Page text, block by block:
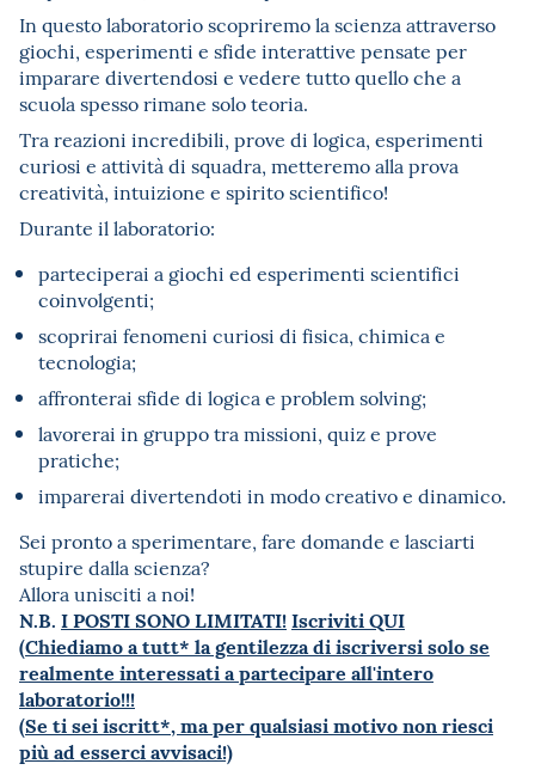
In questo laboratorio scopriremo la scienza attraverso
giochi, esperimenti e sfide interattive pensate per
imparare divertendosi e vedere tutto quello che a
scuola spesso rimane solo teoria.
Tra reazioni incredibili, prove di logica, esperimenti
curiosi e attività di squadra, metteremo alla prova
creatività, intuizione e spirito scientifico!
Durante il laboratorio:
parteciperai a giochi ed esperimenti scientifici
coinvolgenti;
scoprirai fenomeni curiosi di fisica, chimica e
tecnologia;
affronterai sfide di logica e problem solving;
lavorerai in gruppo tra missioni, quiz e prove
pratiche;
imparerai divertendoti in modo creativo e dinamico.
Sei pronto a sperimentare, fare domande e lasciarti
stupire dalla scienza?
Allora unisciti a noi!
N.B. I POSTI SONO LIMITATI!Iscriviti QUI
(Chiediamo a tutt* la gentilezza di iscriversi solo se
realmente interessati a partecipare all'intero
laboratorio!!!
(Se ti sei iscritt*, ma per qualsiasi motivo non riesci
più ad esserci avvisaci!)